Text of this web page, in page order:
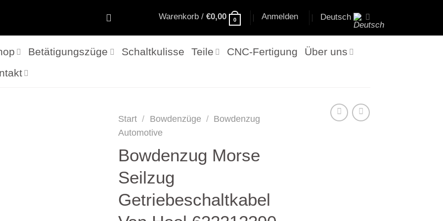
Warenkorb /€0,00 0 Anmelden Deutsch
Betätigungszüge Schaltkulisse Teile CNC-Fertigung
Über uns
Start / Bowdenzüge / Bowdenzug
Automotive
Bowdenzug Morse
Seilzug
Getriebeschaltkabel